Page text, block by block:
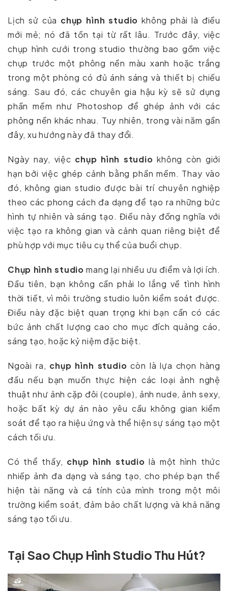
Lịch sử của chụp hình studio không phải là điều
mới mẻ; nó đã tồn tại từ rất lâu. Trước đây, việc
chụp hình cưới trong studio thường bao gồm việc
chụp trước một phông nền màu xanh hoặc trắng
trong một phòng có đủ ánh sáng và thiết bị chiếu
sáng. Sau đó, các chuyên gia hậu kỳ sẽ sử dụng
phần mềm như Photoshop để ghép ảnh với các
phông nền khác nhau. Tuy nhiên, trong vài năm gần
đây, xu hướng này đã thay đổi.
Ngày nay, việc chụp hình studio không còn giới
hạn bởi việc ghép cảnh bằng phần mềm. Thay vào
đó, không gian studio được bài trí chuyên nghiệp
theo các phong cách đa dạng để tạo ra những bức
hình tự nhiên và sáng tạo. Điều này đồng nghĩa với
việc tạo ra không gian và cảnh quan riêng biệt để
phù hợp với mục tiêu cụ thể của buổi chụp.
Chụp hình studio mang lại nhiều ưu điểm và lợi ích.
Đầu tiên, bạn không cần phải lo lắng về tình hình
thời tiết, vì môi trường studio luôn kiểm soát được.
Điều này đặc biệt quan trọng khi bạn cần có các
bức ảnh chất lượng cao cho mục đích quảng cáo,
sáng tạo, hoặc kỷ niệm đặc biệt.
Ngoài ra, chụp hình studio còn là lựa chọn hàng
đầu nếu bạn muốn thực hiện các loại ảnh nghệ
thuật như ảnh cặp đôi (couple), ảnh nude, ảnh sexy,
hoặc bất kỳ dự án nào yêu cầu không gian kiểm
soát để tạo ra hiệu ứng và thể hiện sự sáng tạo một
cách tối ưu.
Có thể thấy, chụp hình studio là một hình thức
nhiếp ảnh đa dạng và sáng tạo, cho phép bạn thể
hiện tài năng và cá tính của mình trong một môi
trường kiểm soát, đảm bảo chất lượng và khả năng
sáng tạo tối ưu.
Tại Sao Chụp Hình Studio Thu Hút?